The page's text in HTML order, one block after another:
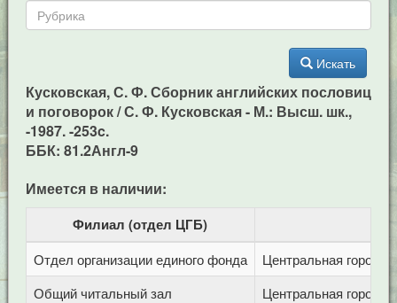
Искать
Кусковская, С. Ф. Сборник английских пословиц
и поговорок / С. Ф. Кусковская - М.: Высш. шк.,
-1987. -253c.
ББК: 81.2Англ-9
Имеется в наличии:
Филиал (отдел ЦГБ)
Отдел организации единого фонда
Центральная
Общий читальный зал
Центральная